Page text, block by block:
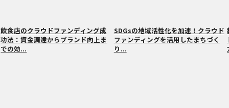
飲食店のクラウドファンディング成
功法：資金調達からブランド向上ま
での効...
SDGsの地域活性化を加速！クラウド
ファンディングを活用したまちづく
り...